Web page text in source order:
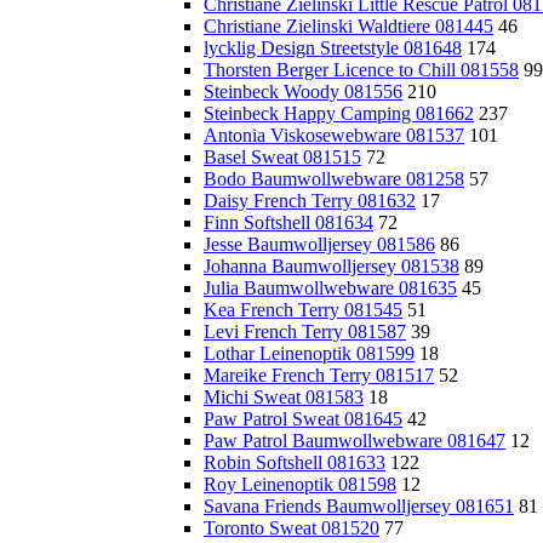
Christiane Zielinski Little Rescue Patrol
Christiane Zielinski Waldtiere 081445 46
lycklig Design Streetstyle 081648 174
Thorsten Berger Licence to Chill 081558 99
Steinbeck Woody 081556 210
Steinbeck Happy Camping 081662 237
Antonia Viskosewebware 081537 101
Basel Sweat 081515 72
Bodo Baumwollwebware 081258 57
Daisy French Terry 081632 17
Finn Softshell 081634 72
Jesse Baumwolljersey 081586 86
Johanna Baumwolljersey 081538 89
Julia Baumwollwebware 081635 45
Kea French Terry 081545 51
Levi French Terry 081587 39
Lothar Leinenoptik 081599 18
Mareike French Terry 081517 52
Michi Sweat 081583 18
Paw Patrol Sweat 081645 42
Paw Patrol Baumwollwebware 081647 12
Robin Softshell 081633 122
Roy Leinenoptik 081598 12
Savana Friends Baumwolljersey 081651 81
Toronto Sweat 081520 77